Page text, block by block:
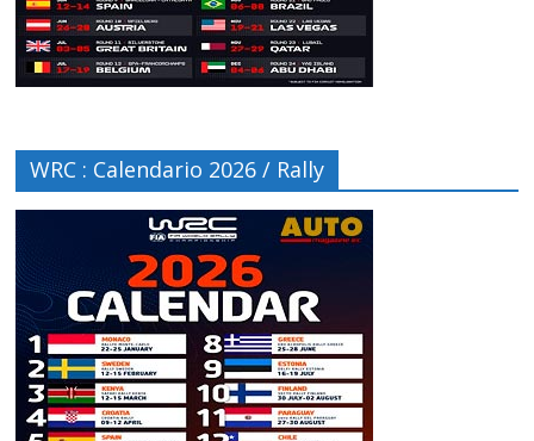
WRC : Calendario 2026 / Rally